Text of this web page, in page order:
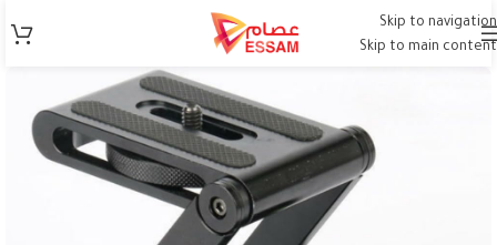
Skip to navigation
Skip to main content